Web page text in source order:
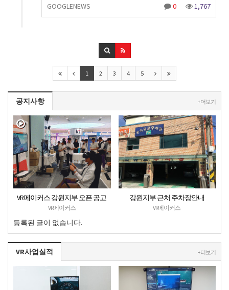
GOOGLENEWS
0 1,767
1 2 3 4 5
공지사항 + 더보기
VR메이커스 강원지부 오픈 공고
VR메이커스
강원지부 근처 주차장안내
VR메이커스
등록된 글이 없습니다.
VR사업실적 + 더보기